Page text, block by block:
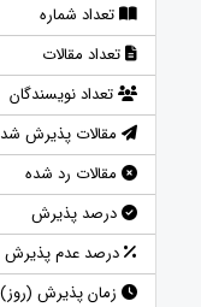
تعداد شماره
تعداد مقالات
تعداد نویسندگان
مقالات پذیرش
مقالات رد شده
درصد پذیرش
درصد عدم پذیرش
زمان پذیرش (روز)